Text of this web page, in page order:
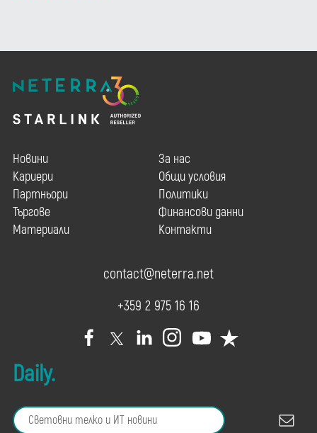
Новини
Кариери
Партньори
Търгове
Материали
За нас
Общи условия
Политики
Финансови данни
Контакти
contact@neterra.net
+359 2 975 16 16
Daily.